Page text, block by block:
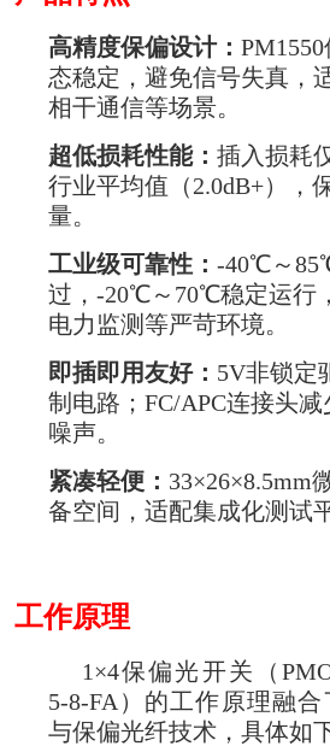
高精度保偏设计： PM1550
态稳定，避免信号失真，
相干通信等场景。
超低损耗性能： 插入损耗
行业平均值（2.0dB+），
量。
工业级可靠性： -40℃～
过，-20℃～70℃稳定运行
电力监测等严苛环境。
即插即用友好： 5V非锁定
制电路；FC/APC连接头
噪声。
紧凑轻便： 33×26×8.5mm
备空间，适配集成化测试
工作原理
1×4保偏光开关（
5-8-FA）的工作原理融
与保偏光纤技术，具体如